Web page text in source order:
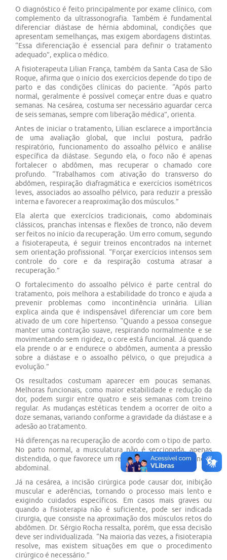
O diagnóstico é feito principalmente por exame clínico, com
complemento da ultrassonografia. Também é fundamental
diferenciar diástase de hérnia abdominal, condições que
apresentam semelhanças, mas exigem abordagens distintas.
“Essa diferenciação é essencial para definir o tratamento
adequado”, explica o médico.
A fisioterapeuta Lilian França, também da Santa Casa de São
Roque, afirma que o início dos exercícios depende do tipo de
parto e das condições clínicas do paciente. “Após parto
normal, geralmente é possível começar entre duas e quatro
semanas. Na cesárea, costuma ser necessário aguardar cerca
de seis semanas, sempre com liberação médica”, orienta.
Antes de iniciar o tratamento, Lilian esclarece a importância
de uma avaliação global, que inclui postura, padrão
respiratório, funcionamento do assoalho pélvico e análise
específica da diástase. Segundo ela, o foco não é apenas
fortalecer o abdômen, mas recuperar o chamado core
profundo. “Trabalhamos com ativação do transverso do
abdômen, respiração diafragmática e exercícios isométricos
leves, associados ao assoalho pélvico, para reduzir a pressão
interna e favorecer a reaproximação dos músculos.”
Ela alerta que exercícios tradicionais, como abdominais
clássicos, pranchas intensas e flexões de tronco, não devem
ser feitos no início da recuperação. Um erro comum, segundo
a fisioterapeuta, é seguir treinos encontrados na internet
sem orientação profissional. “Forçar exercícios intensos sem
controle do core e da respiração costuma atrasar a
recuperação.”
O fortalecimento do assoalho pélvico é parte central do
tratamento, pois melhora a estabilidade do tronco e ajuda a
prevenir problemas como incontinência urinária. Lilian
explica ainda que é indispensável diferenciar um core bem
ativado de um core hipertenso. “Quando a pessoa consegue
manter uma contração suave, respirando normalmente e se
movimentando sem rigidez, o core está funcional. Já quando
ela prende o ar e endurece o abdômen, aumenta a pressão
sobre a diástase e o assoalho pélvico, o que prejudica a
evolução.”
Os resultados costumam aparecer em poucas semanas.
Melhoras funcionais, como maior estabilidade e redução da
dor, podem surgir entre quatro e seis semanas com treino
regular. As mudanças estéticas tendem a ocorrer de oito a
doze semanas, variando conforme a gravidade da diástase e a
adesão ao tratamento.
Há diferenças na recuperação de acordo com o tipo de parto.
No parto normal, a musculatura não é seccionada, apenas
distendida, o que favorece um retorno mais rápido da função
abdominal.
Já na cesárea, a incisão cirúrgica pode causar dor, inibição
muscular e aderências, tornando o processo mais lento e
exigindo cuidados específicos. Em casos mais graves ou
quando a fisioterapia não é suficiente, pode ser indicada
cirurgia, que consiste na aproximação dos músculos retos do
abdômen. Dr. Sérgio Rocha ressalta, porém, que essa decisão
deve ser individualizada. “Na maioria das vezes, a fisioterapia
resolve, mas existem situações em que o procedimento
cirúrgico é necessário.”